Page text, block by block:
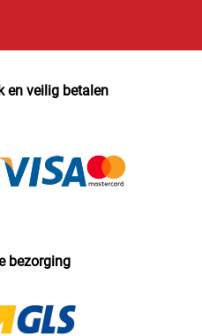
en veilig betalen
bezorging